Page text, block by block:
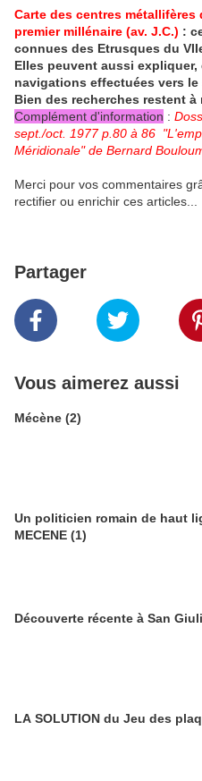
Carte des centres
premier millénaire (av. J.C.) :
connues des Etrusques du
Elles peuvent aussi expliquer,
navigations effectuées vers le
Bien des recherches restent à
Complément d'information :
sept./oct. 1977 p.80 à 86
Méridionale" de Bernard
Merci pour vos commentaires
rectifier ou enrichir ces articles...
Partager
Vous aimerez aussi
Mécène (2)
Un politicien romain de haut
MECENE (1)
Découverte récente à San
LA SOLUTION du Jeu des